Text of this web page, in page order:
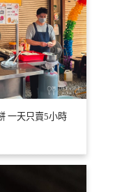
一天只賣5小時